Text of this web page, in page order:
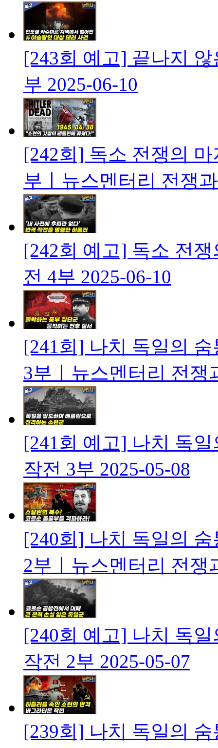
[243회 예고] 끝나지
부 2025-06-10
[242회] 독소 전쟁의
부ㅣ뉴스멘터리 전쟁
[242회 예고] 독소 전
전 4부 2025-06-10
[241회] 나치 독일의
3부ㅣ뉴스멘터리 전쟁
[241회 예고] 나치 독
작전 3부 2025-05-08
[240회] 나치 독일의
2부ㅣ뉴스멘터리 전쟁
[240회 예고] 나치 독
작전 2부 2025-05-07
[239회] 나치 독일의